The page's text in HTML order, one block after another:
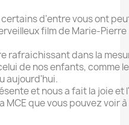
certains d'entre vous ont
film de Marie-Pierre
rafraichissant dans la
de nos enfants, comme
aujourd'hui.
et nous a fait la joie et
que vous pouvez voir